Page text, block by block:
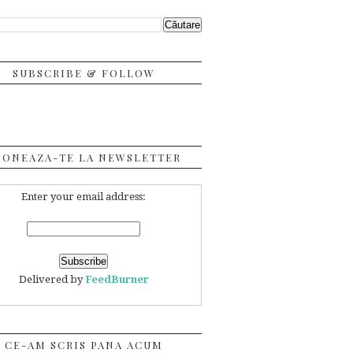
SUBSCRIBE & FOLLOW
TE LA NEWSLETTER
Enter your email address:
Delivered byFeedBurner
CE-AM SCRIS PANA ACUM